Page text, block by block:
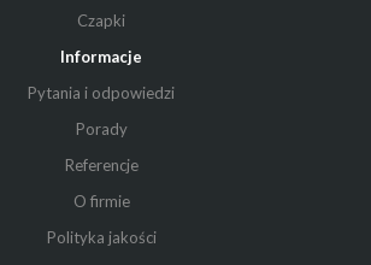
Czapki
Informacje
Pytania i odpowiedzi
Porady
Referencje
O firmie
Polityka jakości